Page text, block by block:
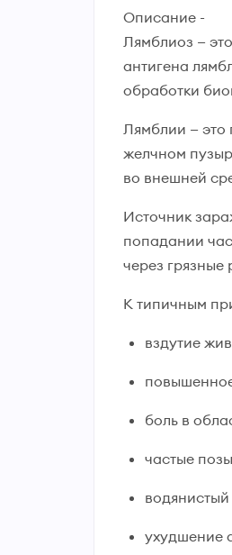
Описание -
Лямблиоз —
антигена
обработки
Лямблии — это
желчном
во внешней
Источник
попадании
через
К типичным
вздутие
боль в
частые
ухудшение